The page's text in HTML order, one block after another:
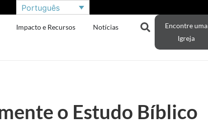
Português
Impacto e Recursos Notícias
Encontre uma
Igreja
o Estudo Bíblico